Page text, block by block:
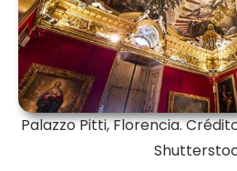
Palazzo Pitti, Florencia.